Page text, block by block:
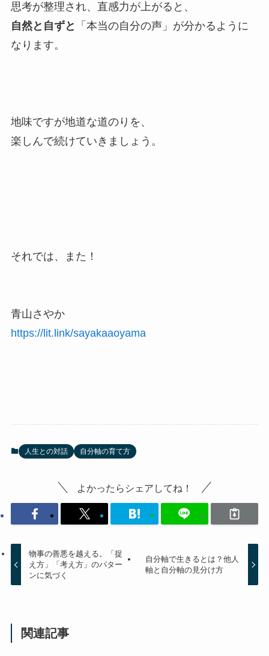
思考が整理され、直感力が上がると、
自然と自ずと
「本当の自分の声」が分かるように
なります。
地味ですが地道な道のりを、
楽しんで続けていきましょう。
それでは、また！
青山さやか
https://lit.link/sayakaaoyama
人生との対話 自分軸の育て方
よかったらシェアしてね！
物事の善悪を越える。「捉
え方」「考え方」のパター
ンに気づく
自分軸で生きるとは？他人
軸と自分軸の見分け方
関連記事